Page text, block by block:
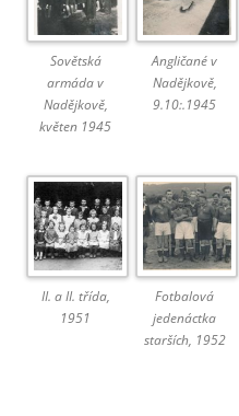
Sovětská
armáda v
Nadějkově,
květen 1945
Angličané v
Nadějkově,
9.10:.1945
II. a II. třída,
1951
Fotbalová
jedenáctka
starších, 1952